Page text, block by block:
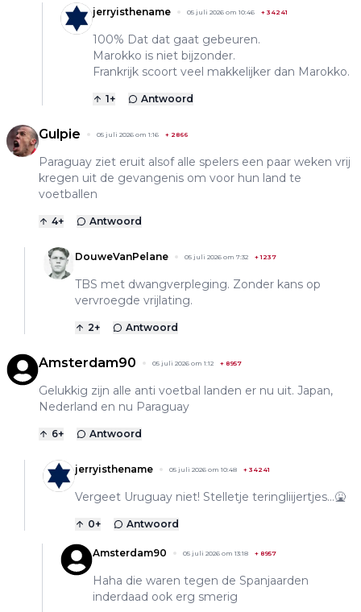
jerryisthename 05 juli 2026 om 10:46 + 34241
100% Dat dat gaat gebeuren.
Marokko is niet bijzonder.
Frankrijk scoort veel makkelijker dan Marokko.
1+ Antwoord
Gulpie 05 juli 2026 om 1:16 + 2866
Paraguay ziet eruit alsof alle spelers een paar weken vrij
kregen uit de gevangenis om voor hun land te
voetballen
4+ Antwoord
DouweVanPelane 05 juli 2026 om 7:32 +1237
TBS met dwangverpleging. Zonder kans op
vervroegde vrijlating.
2+ Antwoord
Amsterdam90 05 juli 2026 om 1:12 + 8957
Gelukkig zijn alle anti voetbal landen er nu uit. Japan,
Nederland en nu Paraguay
6+ Antwoord
jerryisthename 05 juli 2026 om 10:48 + 34241
Vergeet Uruguay niet! Stelletje teringliijertjes...🤮
0+ Antwoord
Amsterdam90 05 juli 2026 om 13:18 + 8957
Haha die waren tegen de Spanjaarden
inderdaad ook erg smerig